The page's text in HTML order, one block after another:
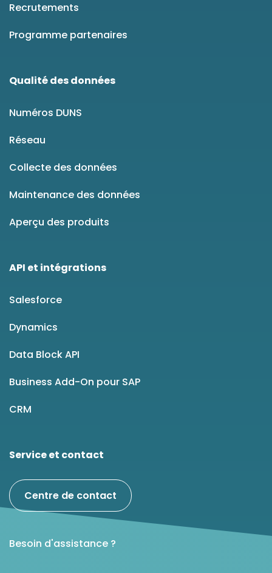
Recrutements
Programme partenaires
Qualité des données
Numéros DUNS
Réseau
Collecte des données
Maintenance des données
Aperçu des produits
API et intégrations
Salesforce
Dynamics
Data Block API
Business Add-On pour SAP
CRM
Service et contact
Centre de contact
Besoin d'assistance ?